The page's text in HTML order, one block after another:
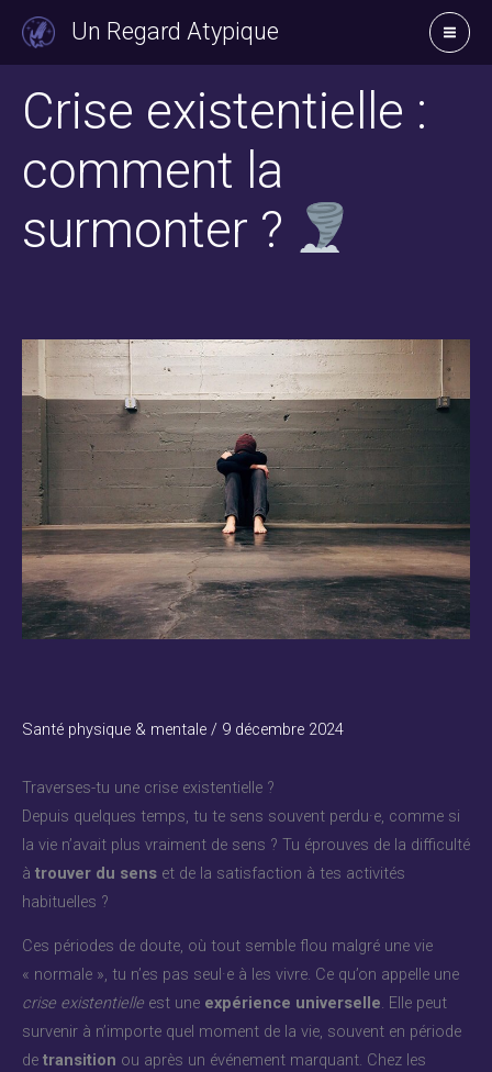
contenu
Un Regard Atypique
Crise existentielle :
comment la
surmonter ?
Santé physique & mentale / 9 décembre 2024
Traverses-tu une crise existentielle ?
Depuis quelques temps, tu te sens souvent perdu·e, comme si
la vie n’avait plus vraiment de sens ? Tu éprouves de la difficulté
à trouver du sens et de la satisfaction à tes activités
habituelles ?
Ces périodes de doute, où tout semble flou malgré une vie
« normale », tu n’es pas seul·e à les vivre. Ce qu’on appelle une
crise existentielle est une expérience universelle. Elle peut
survenir à n’importe quel moment de la vie, souvent en période
de transition ou après un événement marquant. Chez les